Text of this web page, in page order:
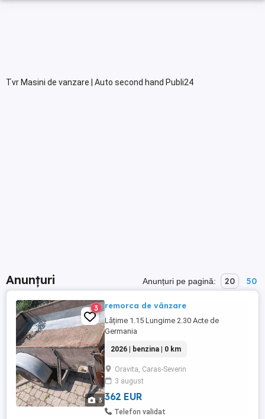
Tvr Masini de vanzare | Auto second hand Publi24
Anunțuri Anunțuri pe pagină: 20 50
3
3 remorca de vânzare
Lățime 1.15 Lungime 2.30 Acte de
Germania
2026 | benzina | 0 km
Oravita, Caras-Severin
3 august
362 EUR
Telefon validat